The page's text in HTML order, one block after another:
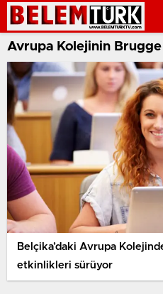
Avrupa Kolejinin
Belçika’daki Avrupa
etkinlikleri sürüyor